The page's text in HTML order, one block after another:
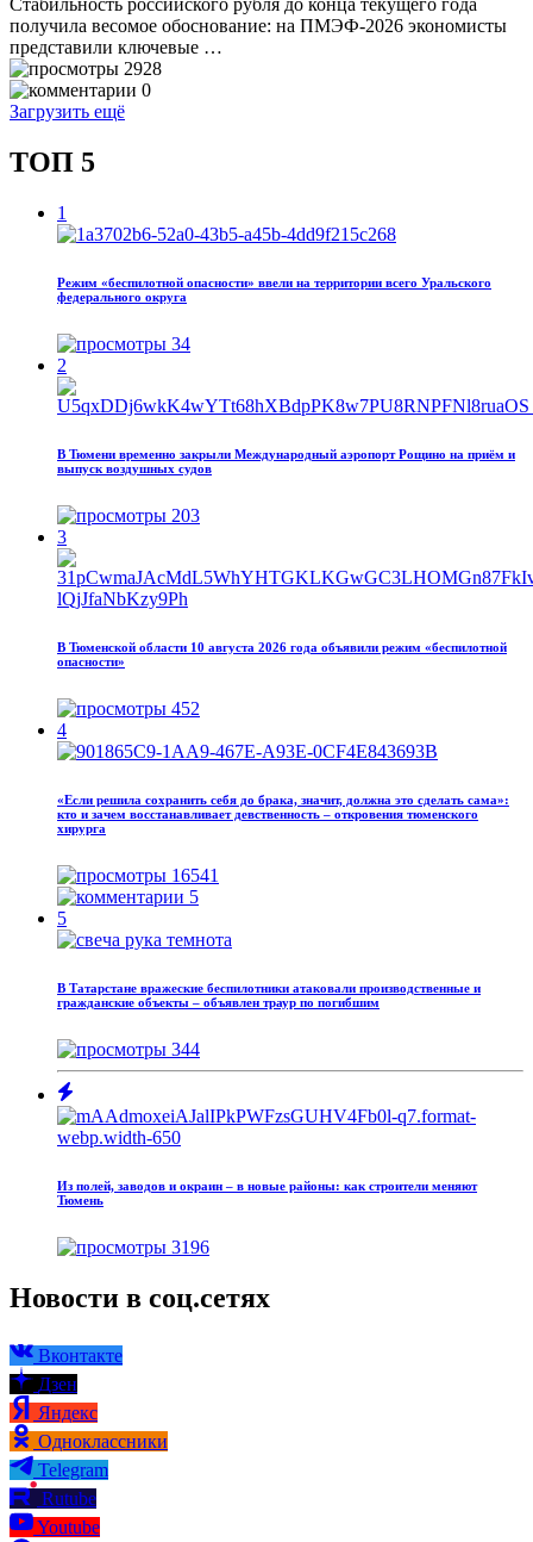
Стабильность российского рубля до конца текущего года
получила весомое обоснование: на ПМЭФ‑2026 экономисты
представили ключевые …
2928
0
Загрузить ещё
ТОП 5
1
Режим «беспилотной опасности» ввели на территории всего Уральского
федерального округа
34
2
В Тюмени временно закрыли Международный аэропорт Рощино на приём и
выпуск воздушных судов
203
3
В Тюменской области 10 августа 2026 года объявили режим «беспилотной
опасности»
452
4
«Если решила сохранить себя до брака, значит, должна это сделать сама»:
кто и зачем восстанавливает девственность – откровения тюменского
хирурга
16541
5
5
В Татарстане вражеские беспилотники атаковали производственные и
гражданские объекты – объявлен траур по погибшим
344
Из полей, заводов и окраин – в новые районы: как строители меняют
Тюмень
3196
Новости в соц.сетях
Вконтакте
Дзен
Яндекс
Одноклассники
Telegram
Rutube
Youtube